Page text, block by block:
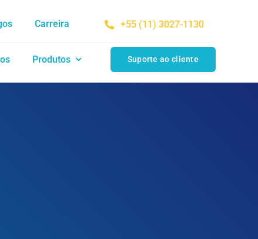
Carreira +55 (11) 3027-1130
Produtos Suporte ao cliente